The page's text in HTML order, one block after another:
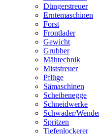
Düngerstreuer
Erntemaschinen
Forst
Frontlader
Gewicht
Grubber
Mähtechnik
Miststreuer
Pflüge
Sämaschinen
Scheibenegge
Schneidwerke
Schwader/
Spritzen
Tiefenlockerer